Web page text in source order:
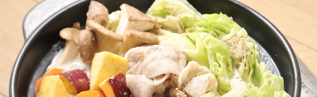
酢 調味酢
お酢ドリンク ぽん酢
新商品一覧
キャンペーン情報
ブランド・スペシャルサイト